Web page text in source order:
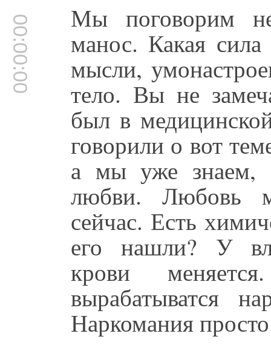
00:00:00 Мы поговорим
манос. Какая
мысли,
тело. Вы не
был в
говорили о вот
а мы уже знаем,
любви. Любовь
сейчас. Есть
его нашли? У
крови
вырабатыватся
Наркомания